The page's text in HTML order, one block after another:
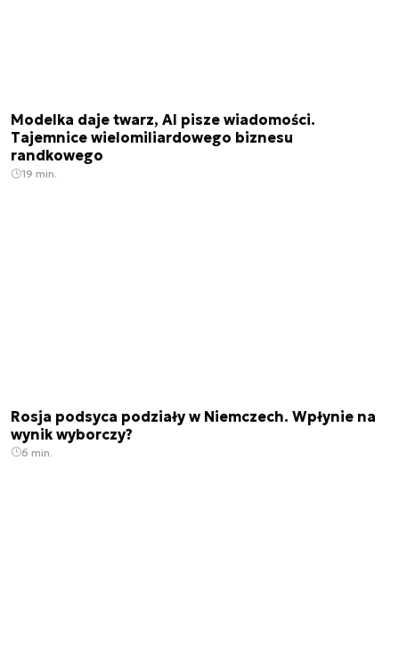
Modelka daje twarz, AI pisze wiadomości.
Tajemnice wielomiliardowego biznesu
randkowego
19 min.
Rosja podsyca podziały w Niemczech. Wpłynie na
wynik wyborczy?
6 min.